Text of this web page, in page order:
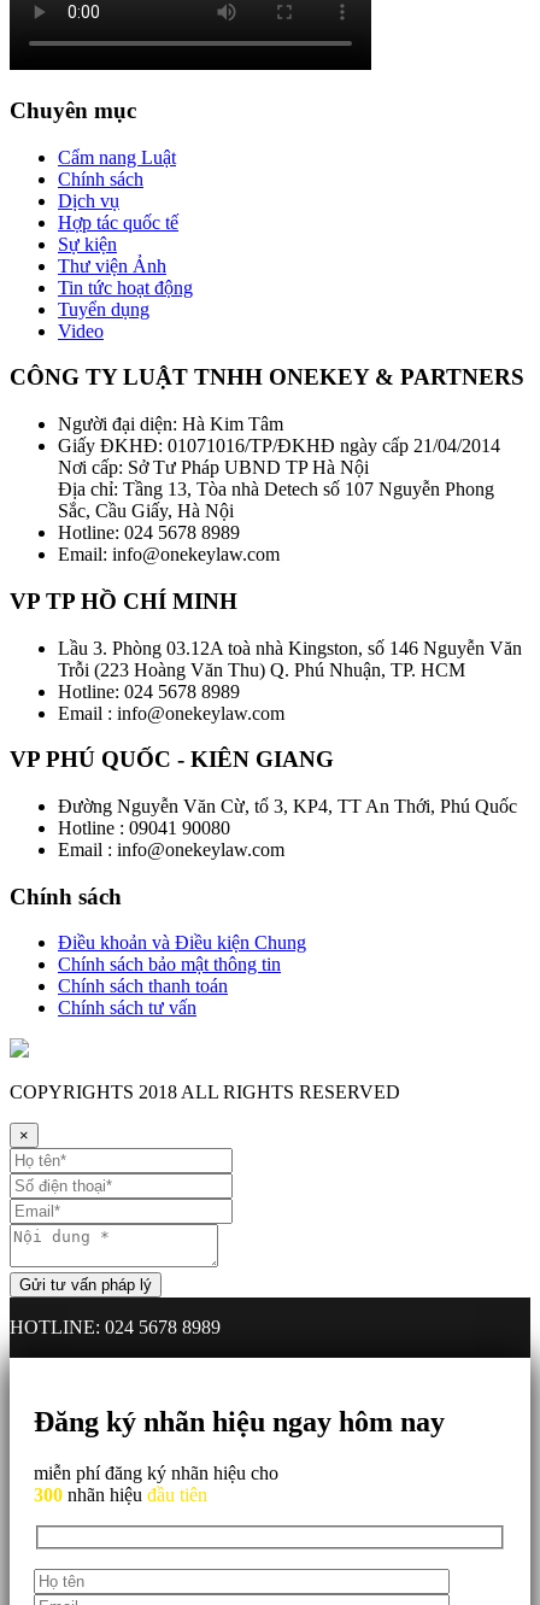
Chuyên mục
Cẩm nang Luật
Chính sách
Dịch vụ
Hợp tác quốc tế
Sự kiện
Thư viện Ảnh
Tin tức hoạt động
Tuyển dụng
Video
CÔNG TY LUẬT TNHH ONEKEY & PARTNERS
Người đại diện: Hà Kim Tâm
Giấy ĐKHĐ: 01071016/TP/ĐKHĐ ngày cấp 21/04/2014
Nơi cấp: Sở Tư Pháp UBND TP Hà Nội
Địa chỉ: Tầng 13, Tòa nhà Detech số 107 Nguyễn Phong
Sắc, Cầu Giấy, Hà Nội
Hotline: 024 5678 8989
Email: info@onekeylaw.com
VP TP HỒ CHÍ MINH
Lầu 3. Phòng 03.12A toà nhà Kingston, số 146 Nguyễn Văn
Trỗi (223 Hoàng Văn Thu) Q. Phú Nhuận, TP. HCM
Hotline: 024 5678 8989
Email : info@onekeylaw.com
VP PHÚ QUỐC - KIÊN GIANG
Đường Nguyễn Văn Cừ, tổ 3, KP4, TT An Thới, Phú Quốc
Hotline : 09041 90080
Email : info@onekeylaw.com
Chính sách
Điều khoản và Điều kiện Chung
Chính sách bảo mật thông tin
Chính sách thanh toán
Chính sách tư vấn
COPYRIGHTS 2018 ALL RIGHTS RESERVED
×
HOTLINE: 024 5678 8989
Đăng ký nhãn hiệu ngay hôm nay
miễn phí đăng ký nhãn hiệu cho
300 nhãn hiệu đầu tiên